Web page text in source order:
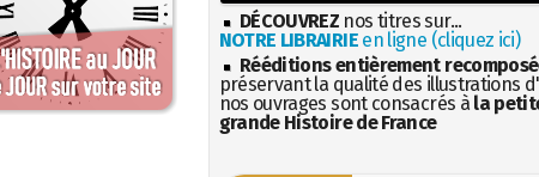
DÉCOUVREZ nos titres sur...
NOTRE LIBRAIRIEen ligne (cliquez ici)
Rééditions entièrement
préservant la qualité des illustrations
nos ouvrages sont consacrés à la
grande Histoire de France